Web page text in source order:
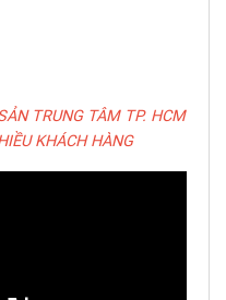
TRUNG TÂM TP. HCM
KHÁCH HÀNG